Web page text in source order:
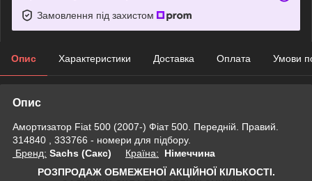
Замовлення під захистом
Опис Характеристики Доставка Оплата Умови
Опис
Амортизатор Fiat 500 (2007-) Фіат 500. Передній. Правий.
314840 , 333766 - номери для підбору.
Бренд: Sachs (Сакс) Країна: Німеччина
РОЗПРОДАЖ ОБМЕЖЕНОЇ АКЦІЙНОЇ КІЛЬКОСТІ.